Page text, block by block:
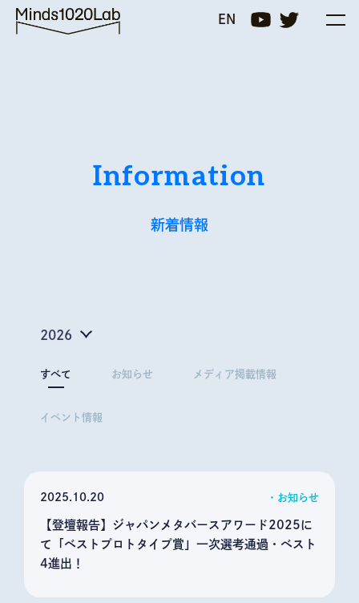
Minds1020Lab｜
EN
Information
新着情報
すべて お知らせ メディア掲載情報
イベント情報
2025 10.20 お知らせ
【登壇報告】ジャパンメタバースアワード2025に
て「ベストプロトタイプ賞」一次選考通過・ベスト
4進出！